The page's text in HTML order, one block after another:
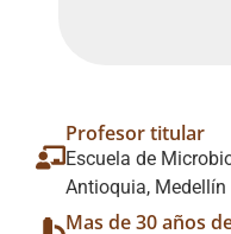
Profesor titular
Escuela de
Antioquia, Medellín
Mas de 30 años